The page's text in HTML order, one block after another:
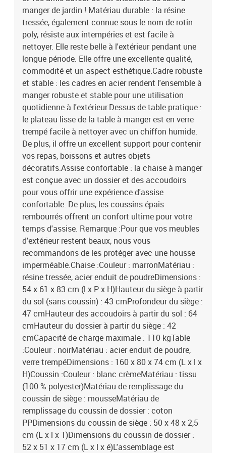
manger de jardin ! Matériau durable : la résine
tressée, également connue sous le nom de rotin
poly, résiste aux intempéries et est facile à
nettoyer. Elle reste belle à l'extérieur pendant une
longue période. Elle offre une excellente qualité,
commodité et un aspect esthétique.Cadre robuste
et stable : les cadres en acier rendent l'ensemble à
manger robuste et stable pour une utilisation
quotidienne à l'extérieur.Dessus de table pratique :
le plateau lisse de la table à manger est en verre
trempé facile à nettoyer avec un chiffon humide.
De plus, il offre un excellent support pour contenir
vos repas, boissons et autres objets
décoratifs.Assise confortable : la chaise à manger
est conçue avec un dossier et des accoudoirs
pour vous offrir une expérience d'assise
confortable. De plus, les coussins épais
rembourrés offrent un confort ultime pour votre
temps d'assise. Remarque :Pour que vos meubles
d'extérieur restent beaux, nous vous
recommandons de les protéger avec une housse
imperméable.Chaise :Couleur : marronMatériau :
résine tressée, acier enduit de poudreDimensions :
54 x 61 x 83 cm (l x P x H)Hauteur du siège à partir
du sol (sans coussin) : 43 cmProfondeur du siège :
47 cmHauteur des accoudoirs à partir du sol : 64
cmHauteur du dossier à partir du siège : 42
cmCapacité de charge maximale : 110 kgTable
:Couleur : noirMatériau : acier enduit de poudre,
verre trempéDimensions : 160 x 80 x 74 cm (L x l x
H)Coussin :Couleur : blanc crèmeMatériau : tissu
(100 % polyester)Matériau de remplissage du
coussin de siège : mousseMatériau de
remplissage du coussin de dossier : coton
PPDimensions du coussin de siège : 50 x 48 x 2,5
cm (L x l x T)Dimensions du coussin de dossier :
52 x 51 x 17 cm (L x l x é)L'assemblage est